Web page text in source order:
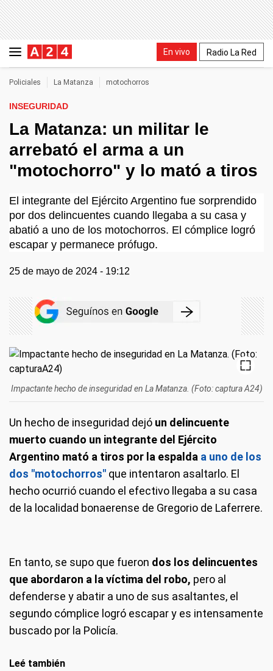
En vivo Radio La Red
Policiales La Matanza motochorros
INSEGURIDAD
La Matanza: un militar le
arrebató el arma a un
"motochorro" y lo mató a tiros
El integrante del Ejército Argentino fue sorprendido
por dos delincuentes cuando llegaba a su casa y
abatió a uno de los motochorros. El cómplice logró
escapar y permanece prófugo.
25 de mayo de 2024 - 19:12
Impactante hecho de inseguridad en La Matanza. (Foto: captura A24)
Un hecho de inseguridad dejó un delincuente
muerto cuando un integrante del Ejército
Argentino mató a tiros por la espalda a uno de los
dos "motochorros" que intentaron asaltarlo. El
hecho ocurrió cuando el efectivo llegaba a su casa
de la localidad bonaerense de Gregorio de Laferrere.
En tanto, se supo que fueron dos los delincuentes
que abordaron a la víctima del robo, pero al
defenderse y abatir a uno de sus asaltantes, el
segundo cómplice logró escapar y es intensamente
buscado por la Policía.
Leé también